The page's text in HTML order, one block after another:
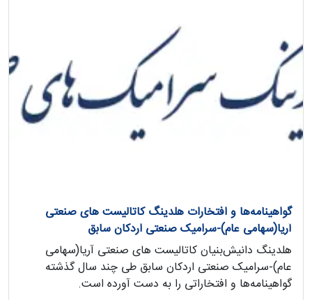
گواهینامه‌ها و افتخارات هلدینگ کاتالیست های صنعتی
آریا(سهامی عام)-سرامیک صنعتی اردکان سابق
هلدینگ دانیش‌بنیان کاتالیست های صنعتی آریا(سهامی
عام)-سرامیک صنعتی اردکان سابق طی چند سال گذشته
گواهینامه‌ها و افتخاراتی را به دست آورده است.